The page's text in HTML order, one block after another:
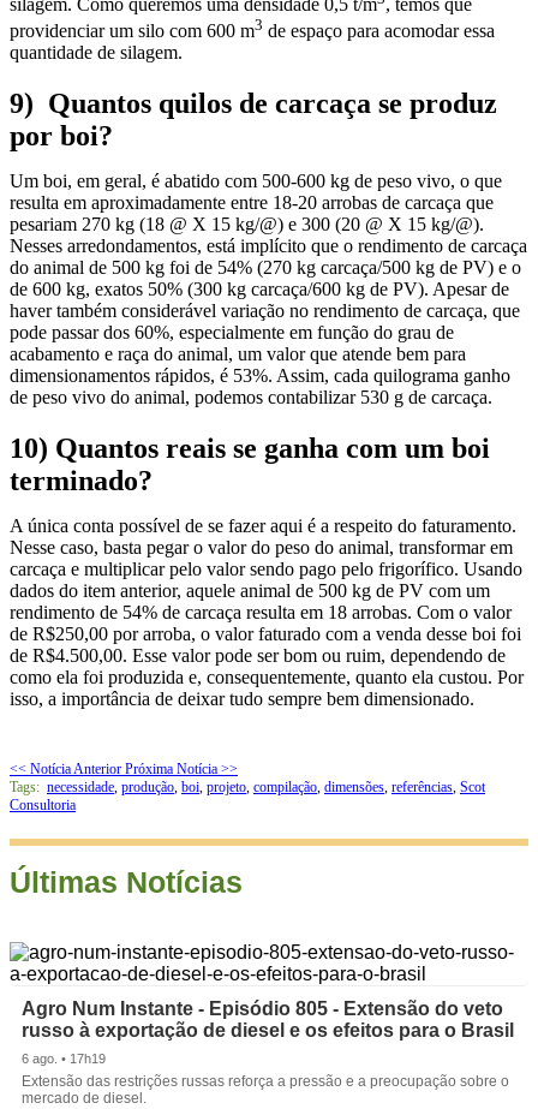
silagem. Como queremos uma densidade 0,5 t/m , temos que
providenciar um silo com 600 m3 de espaço para acomodar essa
quantidade de silagem.
9) Quantos quilos de carcaça se produz
por boi?
Um boi, em geral, é abatido com 500-600 kg de peso vivo, o que
resulta em aproximadamente entre 18-20 arrobas de carcaça que
pesariam 270 kg (18 @ X 15 kg/@) e 300 (20 @ X 15 kg/@).
Nesses arredondamentos, está implícito que o rendimento de carcaça
do animal de 500 kg foi de 54% (270 kg carcaça/500 kg de PV) e o
de 600 kg, exatos 50% (300 kg carcaça/600 kg de PV). Apesar de
haver também considerável variação no rendimento de carcaça, que
pode passar dos 60%, especialmente em função do grau de
acabamento e raça do animal, um valor que atende bem para
dimensionamentos rápidos, é 53%. Assim, cada quilograma ganho
de peso vivo do animal, podemos contabilizar 530 g de carcaça.
10) Quantos reais se ganha com um boi
terminado?
A única conta possível de se fazer aqui é a respeito do faturamento.
Nesse caso, basta pegar o valor do peso do animal, transformar em
carcaça e multiplicar pelo valor sendo pago pelo frigorífico. Usando
dados do item anterior, aquele animal de 500 kg de PV com um
rendimento de 54% de carcaça resulta em 18 arrobas. Com o valor
de R$250,00 por arroba, o valor faturado com a venda desse boi foi
de R$4.500,00. Esse valor pode ser bom ou ruim, dependendo de
como ela foi produzida e, consequentemente, quanto ela custou. Por
isso, a importância de deixar tudo sempre bem dimensionado.
<< Notícia Anterior Próxima Notícia >>
Tags: necessidade, produção, boi, projeto, compilação, dimensões, referências, Scot
Consultoria
Últimas Notícias
Agro Num Instante - Episódio 805 - Extensão do veto
russo à exportação de diesel e os efeitos para o Brasil
6 ago. • 17h19
Extensão das restrições russas reforça a pressão e a preocupação sobre o
mercado de diesel.